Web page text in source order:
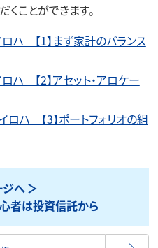
ことができます。
ハ 【1】まず家計のバランス
ハ 【2】アセット・アロケー
ロハ 【3】ポートフォリオの組
へ
者は投資信託から